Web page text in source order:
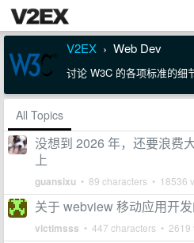
V2EX › Web Dev
讨论 W3C 的各项标准的细
All Topics
没想到 2026 年，还要浪费
上
guansixu • 89 characters • 18536
关于 webview 移动应用开
victimsss • 447 characters • 2619